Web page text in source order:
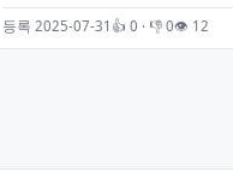
등록 2025-07-31 👍 0 · 👎 0👁 12